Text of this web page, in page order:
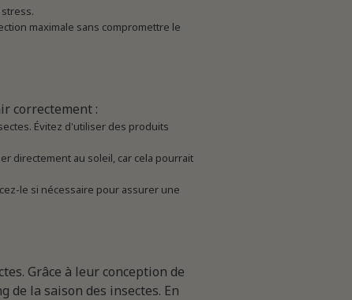
maximale sans compromettre le
correctement :
Évitez d'utiliser des produits
directement au soleil, car cela pourrait
le si nécessaire pour assurer une
Grâce à leur conception de
la saison des insectes. En